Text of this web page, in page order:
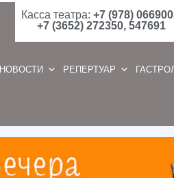
Касса театра: +7 (978)
+7 (3652) 272350, 547691
НОВОСТИ РЕПЕРТУАР